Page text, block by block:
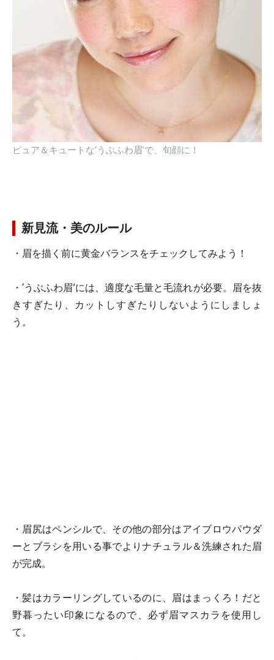
ピュア＆キュートな‘うぶふわ眉’で、旬顔に！
新見流・美のルール
・眉を描く前に黄金バランスをチェックしてみよう！
・‘うぶふわ眉’には、適度な毛量と毛流れが必要。眉を抜
きすぎたり、カットしすぎたりしないようにしましょ
う。
・眉尻はペンシルで、その他の部分はアイブロウパウダ
ーとブラシを用いる事でよりナチュラル＆洗練された眉
が完成。
・髪はカラーリングしているのに、眉はまっくろ！だと
野暮ったい印象になるので、必ず眉マスカラを使用し
て。